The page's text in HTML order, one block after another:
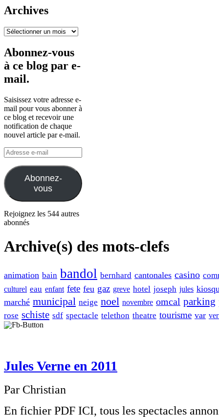
Archives
Archives
Abonnez-vous
à ce blog par e-
mail.
Saisissez votre adresse e-
mail pour vous abonner à
ce blog et recevoir une
notification de chaque
nouvel article par e-mail.
Adresse
e-
mail
Abonnez-
vous
Rejoignez les 544 autres
abonnés
Archive(s) des mots-clefs
animation bain bandol bernhard cantonales casino
culturel eau enfant fete feu gaz greve hotel joseph jules
marché municipal neige noel novembre omcal parking
rose schiste sdf spectacle telethon theatre tourisme var
Jules Verne en 2011
Par Christian
En fichier PDF ICI, tous les spectacles